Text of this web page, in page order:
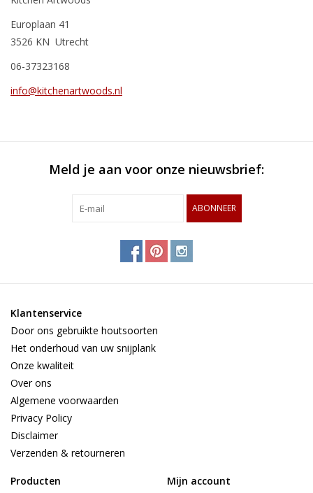
Europlaan 41
3526 KN Utrecht
06-37323168
info@kitchenartwoods.nl
Meld je aan voor onze nieuwsbrief:
ABONNEER
Klantenservice
Door ons gebruikte houtsoorten
Het onderhoud van uw snijplank
Onze kwaliteit
Over ons
Algemene voorwaarden
Privacy Policy
Disclaimer
Verzenden & retourneren
Producten
Mijn account